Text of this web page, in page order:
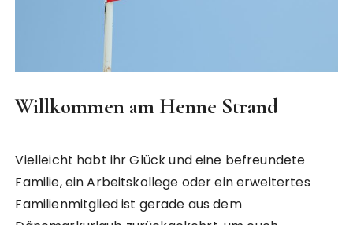
Willkommen am Henne Strand
Vielleicht habt ihr Glück und eine befreundete
Familie, ein Arbeitskollege oder ein erweitertes
Familienmitglied ist gerade aus dem